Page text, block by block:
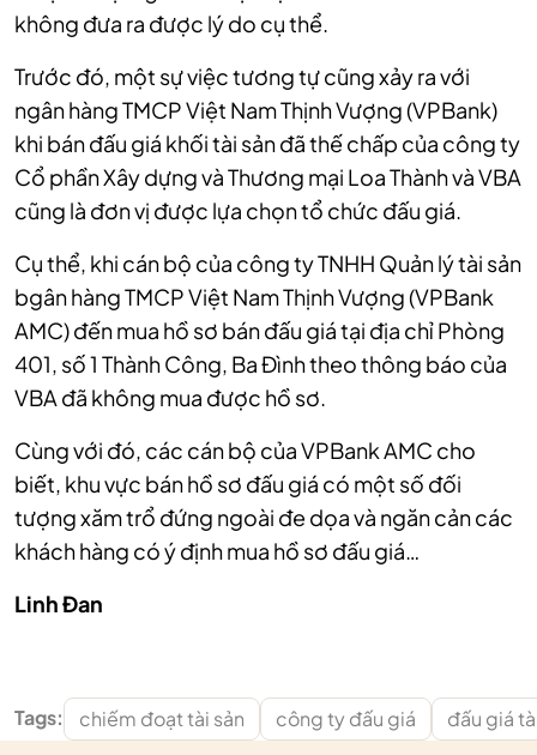
không đưa ra được lý do cụ thể.
Trước đó, một sự việc tương tự cũng xảy ra với
ngân hàng TMCP Việt Nam Thịnh Vượng (VPBank)
khi bán đấu giá khối tài sản đã thế chấp của công ty
Cổ phần Xây dựng và Thương mại Loa Thành và VBA
cũng là đơn vị được lựa chọn tổ chức đấu giá.
Cụ thể, khi cán bộ của công ty TNHH Quản lý tài sản
bgân hàng TMCP Việt Nam Thịnh Vượng (VPBank
AMC) đến mua hồ sơ bán đấu giá tại địa chỉ Phòng
401, số 1 Thành Công, Ba Đình theo thông báo của
VBA đã không mua được hồ sơ.
Cùng với đó, các cán bộ của VPBank AMC cho
biết, khu vực bán hồ sơ đấu giá có một số đối
tượng xăm trổ đứng ngoài đe dọa và ngăn cản các
khách hàng có ý định mua hồ sơ đấu giá…
Linh Đan
Tags: chiếm đoạt tài sản công ty đấu giá đấu giá